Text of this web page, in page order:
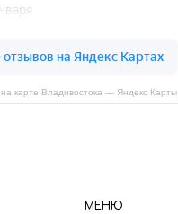
карте Владивостока — Яндекс Карты
МЕНЮ